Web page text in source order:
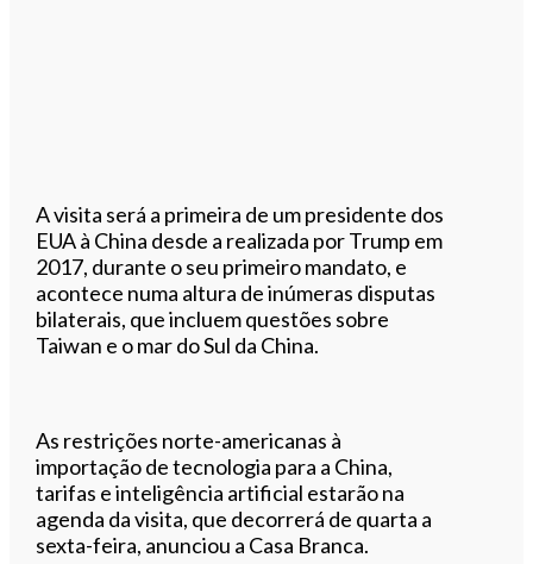
A visita será a primeira de um presidente dos
EUA à China desde a realizada por Trump em
2017, durante o seu primeiro mandato, e
acontece numa altura de inúmeras disputas
bilaterais, que incluem questões sobre
Taiwan e o mar do Sul da China.
As restrições norte-americanas à
importação de tecnologia para a China,
tarifas e inteligência artificial estarão na
agenda da visita, que decorrerá de quarta a
sexta-feira, anunciou a Casa Branca.